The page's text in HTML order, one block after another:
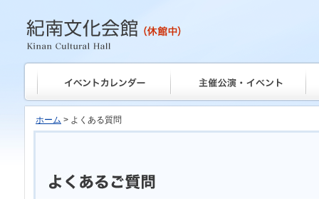
紀南文化会館
ホーム > よくある質問